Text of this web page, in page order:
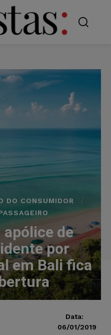
DO CONSUMIDOR
apólice de
por
em Bali fica
Data:
06/01/2019